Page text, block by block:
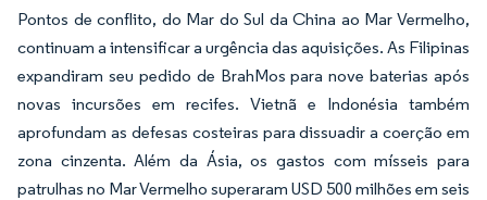
Pontos de conflito, do Mar do Sul da China ao Mar Vermelho,
continuam a intensificar a urgência das aquisições. As Filipinas
expandiram seu pedido de BrahMos para nove baterias após
novas incursões em recifes. Vietnã e Indonésia também
aprofundam as defesas costeiras para dissuadir a coerção em
zona cinzenta. Além da Ásia, os gastos com mísseis para
patrulhas no Mar Vermelho superaram USD 500 milhões em seis